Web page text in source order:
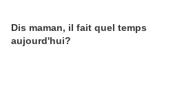
Dis maman, il fait quel temps
aujourd'hui?